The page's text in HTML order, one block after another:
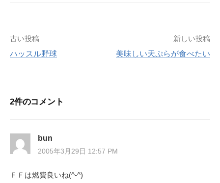
投
ビ
ゲ
ー
シ
古い投稿
ハッスル野球
新しい投稿
美味しい天ぷらが食べたい
2件のコメント
bun
2005年3月29日 12:57 PM
ＦＦは燃費良いね(^-^)